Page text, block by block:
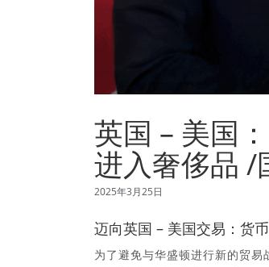
英国 – 美国
进入奢侈品 /
2025年3月25日
迈向英国 – 美国交易：货
为了避免与华盛顿进行新的贸